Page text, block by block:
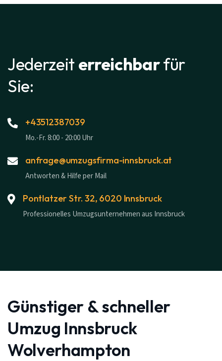
Jederzeit erreichbarfür
Sie:
+43512387039
Mo.-Fr. 8:00 - 20:00 Uhr
anfrage@umzugsfirma-innsbruck.at
Antworten & Hilfe per Mail
Pontlatzer Str. 32, 6020 Innsbruck
Professionelles Umzugsunternehmen aus Innsbruck
Günstiger & schneller
Umzug Innsbruck
Wolverhampton